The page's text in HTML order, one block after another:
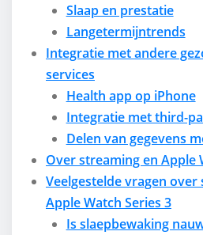
Slaap en prestatie
Langetermijntrends
Integratie met andere
services
Health app op iPhone
Integratie met third-
Delen van gegevens
Over streaming en Apple
Veelgestelde vragen
Apple Watch Series 3
Is slaepbewaking